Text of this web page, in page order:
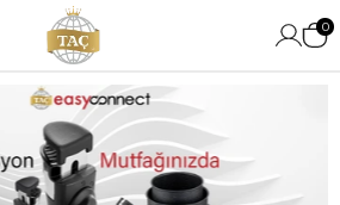
0